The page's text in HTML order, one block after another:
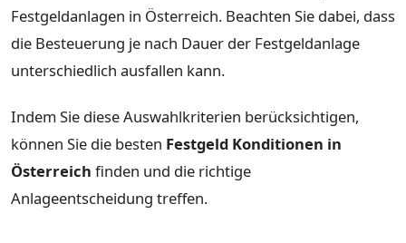
Festgeldanlagen in Österreich. Beachten Sie dabei, dass
die Besteuerung je nach Dauer der Festgeldanlage
unterschiedlich ausfallen kann.
Indem Sie diese Auswahlkriterien berücksichtigen,
können Sie die besten Festgeld Konditionen in
Österreich finden und die richtige
Anlageentscheidung treffen.